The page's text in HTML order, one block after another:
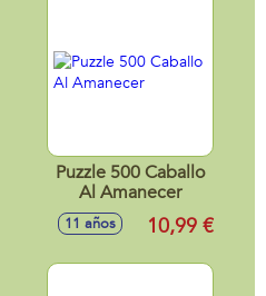
Puzzle 500 Caballo
Al Amanecer
11 años 10,99 €